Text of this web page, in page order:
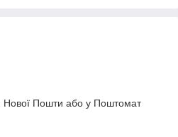
Нової Пошти або у Поштомат